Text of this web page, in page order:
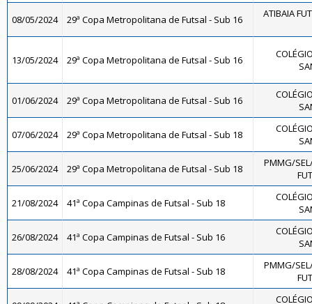
08/05/2024 29ª Copa Metropolitana de Futsal - Sub 16 ATIBAIA
13/05/2024 29ª Copa Metropolitana de Futsal - Sub 16
01/06/2024 29ª Copa Metropolitana de Futsal - Sub 16
07/06/2024 29ª Copa Metropolitana de Futsal - Sub 18
25/06/2024 29ª Copa Metropolitana de Futsal - Sub 18
PMMG/
21/08/2024 41ª Copa Campinas de Futsal - Sub 18
26/08/2024 41ª Copa Campinas de Futsal - Sub 16
28/08/2024 41ª Copa Campinas de Futsal - Sub 18
PMMG/